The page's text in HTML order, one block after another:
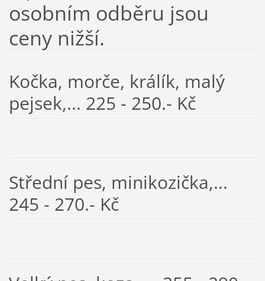
osobním odběru jsou
ceny nižší.
Kočka, morče, králík, malý
pejsek,... 225 - 250.- Kč
Střední pes, minikozička,...
245 - 270.- Kč